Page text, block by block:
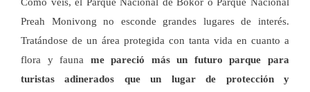
Como veis, el Parque Nacional de Bokor o Parque Nacional
Preah Monivong no esconde grandes lugares de interés.
Tratándose de un área protegida con tanta vida en cuanto a
flora y fauna me pareció más un futuro parque para
turistas adinerados que un lugar de protección y